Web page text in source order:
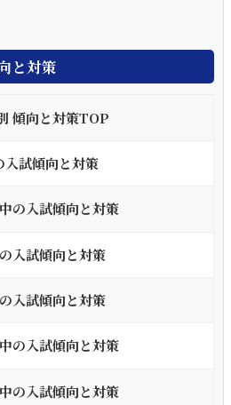
と対策
傾向と対策TOP
入試傾向と対策
の入試傾向と対策
入試傾向と対策
入試傾向と対策
の入試傾向と対策
の入試傾向と対策